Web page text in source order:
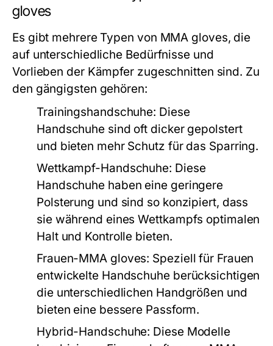
gloves
Es gibt mehrere Typen von MMA gloves, die
auf unterschiedliche Bedürfnisse und
Vorlieben der Kämpfer zugeschnitten sind. Zu
den gängigsten gehören:
Trainingshandschuhe: Diese
Handschuhe sind oft dicker gepolstert
und bieten mehr Schutz für das Sparring.
Wettkampf-Handschuhe: Diese
Handschuhe haben eine geringere
Polsterung und sind so konzipiert, dass
sie während eines Wettkampfs optimalen
Halt und Kontrolle bieten.
Frauen-MMA gloves: Speziell für Frauen
entwickelte Handschuhe berücksichtigen
die unterschiedlichen Handgrößen und
bieten eine bessere Passform.
Hybrid-Handschuhe: Diese Modelle